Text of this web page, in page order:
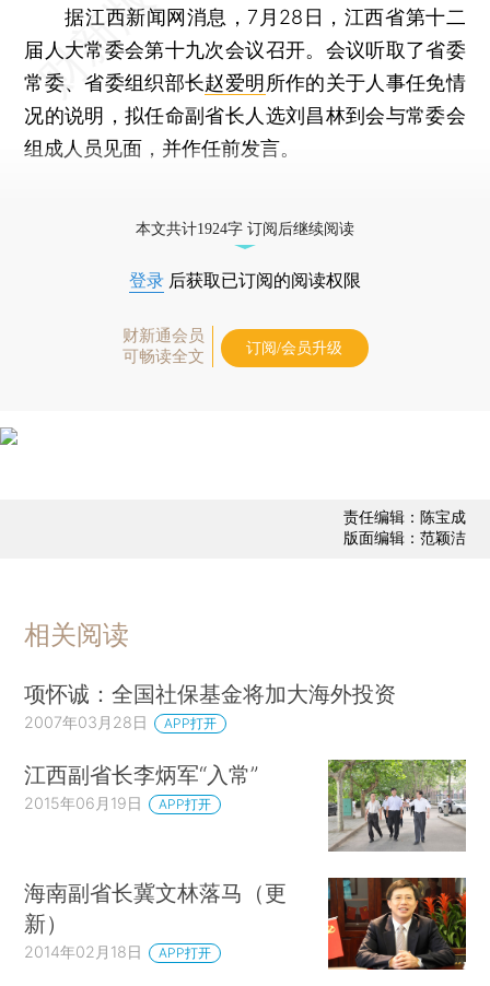
据江西新闻网消息，7月28日，江西省第十二
届人大常委会第十九次会议召开。会议听取了省委
常委、省委组织部长赵爱明 所作的关于人事任免情
况的说明，拟任命副省长人选刘昌林到会与常委会
组成人员见面，并作任前发言。
本文共计1924字 订阅后继续阅读
登录 后获取已订阅的阅读权限
财新通会员
可畅读全文
订阅/会员升级
责任编辑：陈宝成
版面编辑：范颖洁
相关阅读
项怀诚：全国社保基金将加大海外投资
2007年03月28日 APP打开
江西副省长李炳军“入常”
2015年06月19日 APP打开
海南副省长冀文林落马（更
新）
2014年02月18日 APP打开